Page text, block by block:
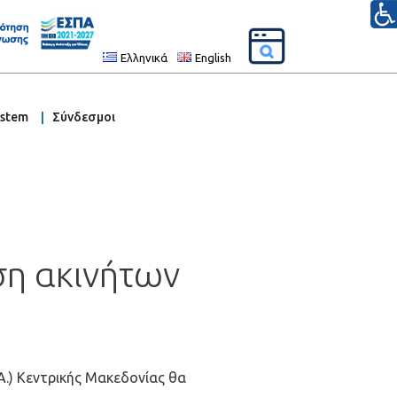
Ελληνικά English
Σύνδεσμοι
ακινήτων
Κεντρικής Μακεδονίας θα